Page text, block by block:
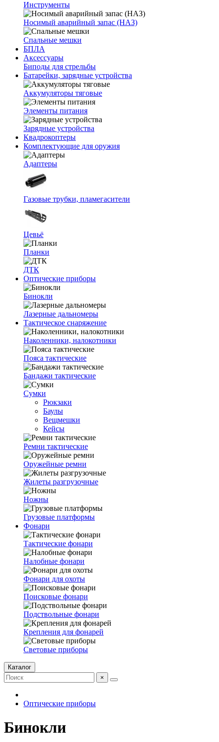
Инструменты
Носимый аварийный запас (НАЗ)
Спальные мешки
БПЛА
Аксессуары
Биподы для стрельбы
Батарейки, зарядные устройства
Аккумуляторы тяговые
Элементы питания
Зарядные устройства
Квадрокоптеры
Комплектующие для оружия
Адаптеры
Газовые трубки, пламегасители
Цевьё
Планки
ДТК
Оптические приборы
Бинокли
Лазерные дальномеры
Тактическое снаряжение
Наколенники, налокотники
Пояса тактические
Бандажи тактические
Сумки
Рюкзаки
Баулы
Вещмешки
Кейсы
Ремни тактические
Оружейные ремни
Жилеты разгрузочные
Ножны
Грузовые платформы
Фонари
Тактические фонари
Налобные фонари
Фонари для охоты
Поисковые фонари
Подствольные фонари
Крепления для фонарей
Световые приборы
Каталог
×
Оптические приборы
Бинокли